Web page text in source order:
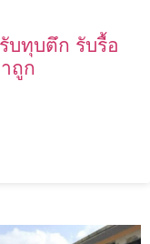
บทุบตึก รับรื้อ
ถูก